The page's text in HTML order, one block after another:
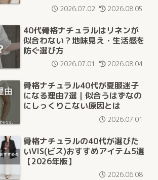
2026.07.02 2026.08.05
40代骨格ナチュラルはリネンが
似合わない？地味見え・生活感を
防ぐ選び方
2026.07.01 2026.08.04
骨格ナチュラル40代が夏服迷子
になる理由7選｜似合うはずなの
にしっくりこない原因とは
2026.07.01
骨格ナチュラルの40代が選びた
いVIS(ビス)おすすめアイテム5選
【2026年版】
2026.06.08